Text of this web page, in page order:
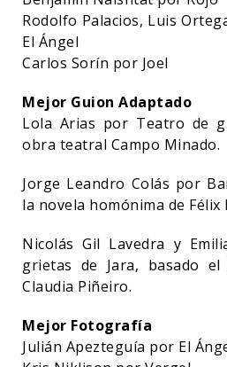
Rodolfo Palacios, Luis
El Ángel
Carlos Sorín por Joel
Mejor Guion Adaptado
Lola Arias por Teatro de
obra teatral Campo Minado.
Jorge Leandro Colás por
la novela homónima de Félix
Nicolás Gil Lavedra y
grietas de Jara, basado
Claudia Piñeiro.
Mejor Fotografía
Julián Apezteguía por El